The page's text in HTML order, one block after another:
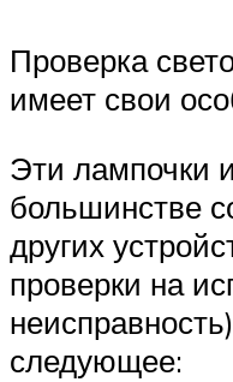
Проверка
имеет свои
Эти лампочки
большинстве
других
проверки на
следующее: